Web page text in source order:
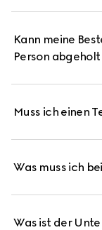
Kann meine
Person
Muss ich einen
Was muss ich
Was ist der